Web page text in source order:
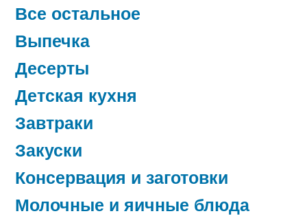
Все остальное
Выпечка
Десерты
Детская кухня
Завтраки
Закуски
Консервация и заготовки
Молочные и яичные блюда